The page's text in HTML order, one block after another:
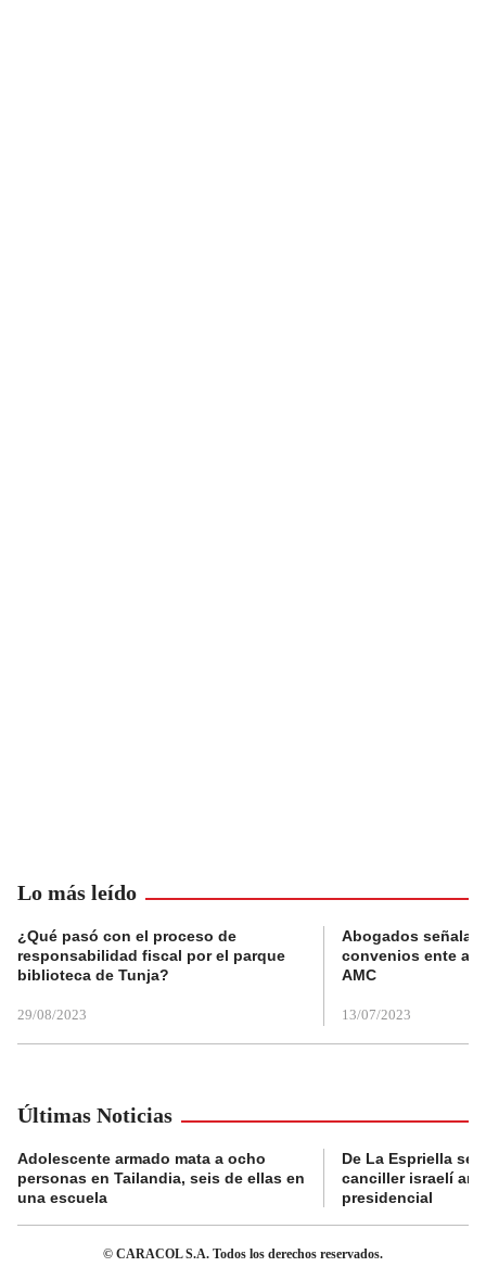
Lo más leído
¿Qué pasó con el proceso de
responsabilidad fiscal por el parque
biblioteca de Tunja?
29/08/2023
Abogados
convenios ente
AMC
13/07/2023
Últimas Noticias
Adolescente armado mata a ocho
personas en Tailandia, seis de ellas en
una escuela
De La Espriella se
canciller israelí
presidencial
© CARACOL S.A. Todos los derechos reservados.